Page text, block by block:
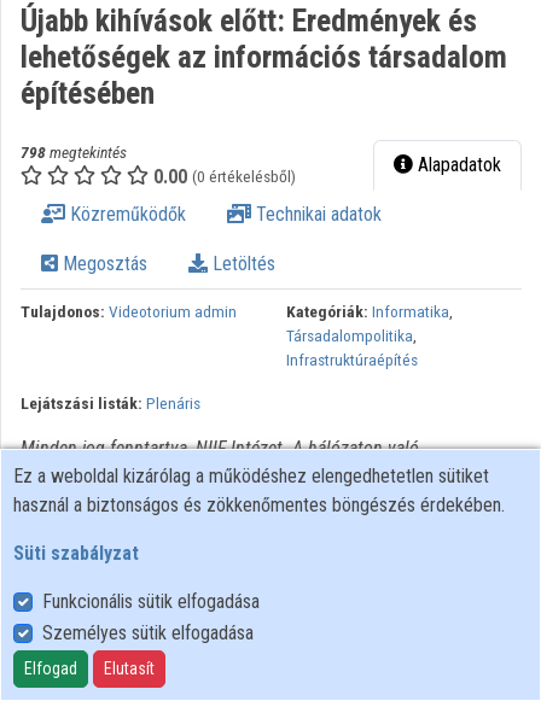
Intézményi felfedezés
Kategóriák
Intézmények
Újabb kihívások előtt: Eredmények és
lehetőségek az információs társadalom
építésében
798megtekintés
0.00 (0 értékelésből) Alapadatok
Közreműködők Technikai adatok
Megosztás Letöltés
Tulajdonos: Videotorium admin Kategóriák: Informatika,
Társadalompolitika,
Infrastruktúraépítés
Lejátszási listák: Plenáris
Minden jog fenntartva, NIIF Intézet. A hálózaton való
újrapublikálás és kereskedelmi forgalomba hozatal szigorúan
tilos! Egyéb célú felhasználás a jogtulajdonos(ok) engedélyéhez
Felhasználói szabályzat
Adatkezelési tájékoztató
Süti szabályzat
Ez a weboldal kizárólag a működéshez elengedhetetlen sütiket
használ a biztonságos és zökkenőmentes böngészés érdekében.
Süti szabályzat
Funkcionális sütik elfogadása
Személyes sütik elfogadása
Elfogad Elutasít